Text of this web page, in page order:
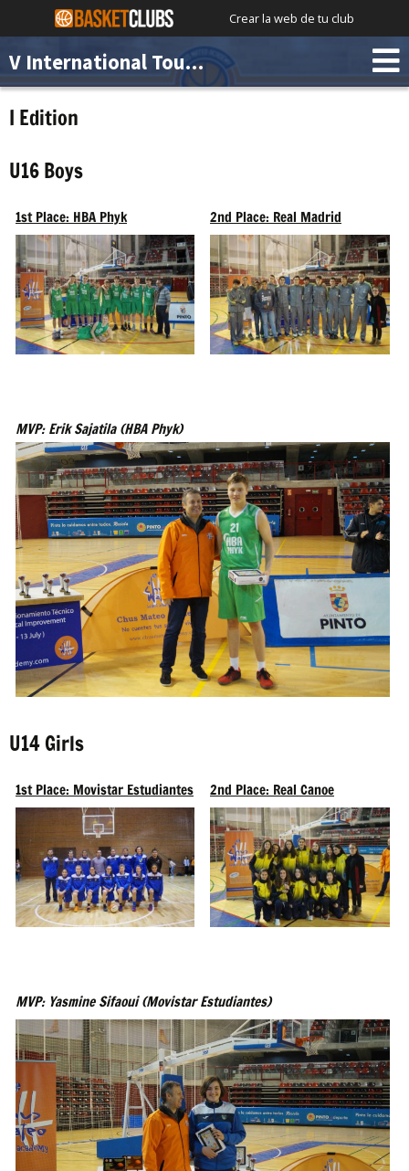
Crear la web de tu club
V International Tournament Chus Mateo Academy
I Edition
U16 Boys
1st Place: HBA Phyk 2nd Place: Real Madrid
MVP: Erik Sajatila (HBA Phyk)
U14 Girls
1st Place: Movistar Estudiantes 2nd Place: Real Canoe
MVP: Yasmine Sifaoui (Movistar Estudiantes)